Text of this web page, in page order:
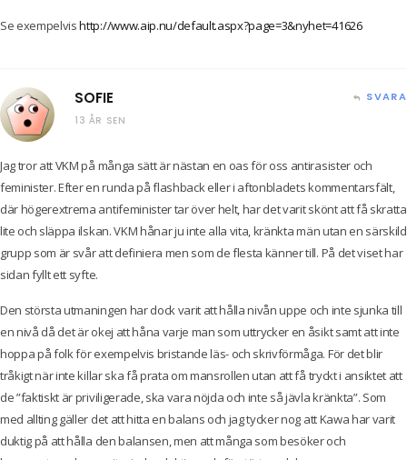
Se exempelvishttp://www.aip.nu/default.aspx?page=3&nyhet=41626
SOFIE
13 ÅR SEN
SVARA
Jag tror att VKM på många sätt är nästan en oas för oss antirasister och
feminister. Efter en runda på flashback eller i aftonbladets kommentarsfält,
där högerextrema antifeminister tar över helt, har det varit skönt att få skratta
lite och släppa ilskan. VKM hånar ju inte alla vita, kränkta män utan en särskild
grupp som är svår att definiera men som de flesta känner till. På det viset har
sidan fyllt ett syfte.
Den största utmaningen har dock varit att hålla nivån uppe och inte sjunka till
en nivå då det är okej att håna varje man som uttrycker en åsikt samt att inte
hoppa på folk för exempelvis bristande läs- och skrivförmåga. För det blir
tråkigt när inte killar ska få prata om mansrollen utan att få tryckt i ansiktet att
de ”faktiskt är priviligerade, ska vara nöjda och inte så jävla kränkta”. Som
med allting gäller det att hitta en balans och jag tycker nog att Kawa har varit
duktig på att hålla den balansen, men att många som besöker och